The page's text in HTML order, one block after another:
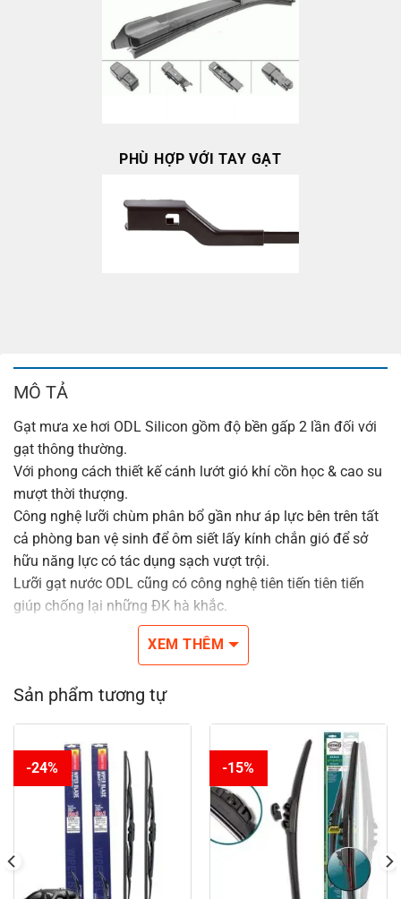
PHÙ HỢP VỚI TAY GẠT
MÔ TẢ
Gạt mưa xe hơi ODL Silicon gồm độ bền gấp 2 lần đối với
gạt thông thường.
Với phong cách thiết kế cánh lướt gió khí cồn học & cao su
mượt thời thượng.
Công nghệ lưỡi chùm phân bổ gần như áp lực bên trên tất
cả phòng ban vệ sinh để ôm siết lấy kính chắn gió để sở
hữu năng lực có tác dụng sạch vượt trội.
Lưỡi gạt nước ODL cũng có công nghệ tiên tiến tiên tiến
giúp chống lại những ĐK hà khắc.
Cho góc nhìn rõ ràng, an toàn và tin cậy Khi tài xế.
Đầu nối domain authority năng nhằm phù hợp có đa số
Kích thước từ bỏ 14inches cho tới 26inches.
XEM THÊM
Sản phẩm tương tự
-24% -15%